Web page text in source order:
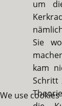
um
Sie
kam
Schritt
We use cookies